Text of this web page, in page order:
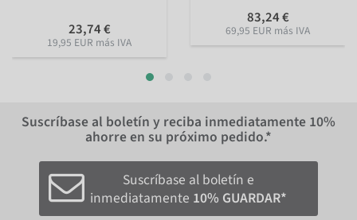
23,74 €
19,95 EUR más IVA
83,24 €
69,95 EUR más IVA
Suscríbase al boletín y reciba inmediatamente 10%
ahorre en su próximo pedido.*
Suscríbase al boletín e
inmediatamente 10% GUARDAR*